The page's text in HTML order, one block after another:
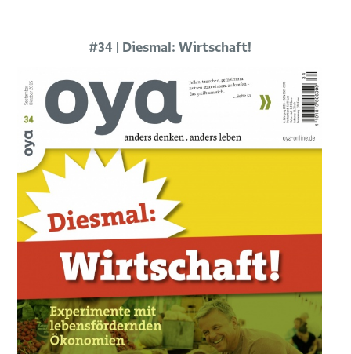
#34 | Diesmal: Wirtschaft!